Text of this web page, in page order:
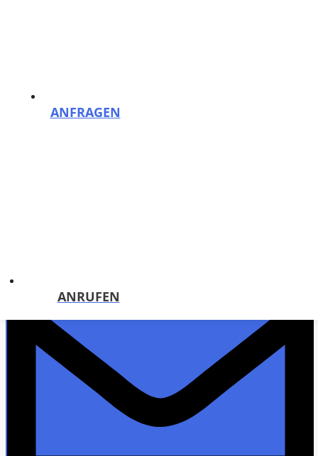
Reinigungsfirma PutzHelden Berlin: Gebäudereinigung und mehr
ANFRAGEN
ANRUFEN